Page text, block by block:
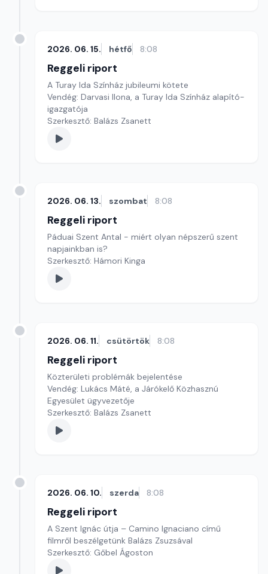
2026. 06. 15. hétfő 8:08
Reggeli riport
A Turay Ida Színház jubileumi kötete
Vendég: Darvasi Ilona, a Turay Ida Színház alapító-
igazgatója
Szerkesztő: Balázs Zsanett
2026. 06. 13. szombat 8:08
Reggeli riport
Páduai Szent Antal - miért olyan népszerű szent
napjainkban is?
Szerkesztő: Hámori Kinga
2026. 06. 11. csütörtök 8:08
Reggeli riport
Közterületi problémák bejelentése
Vendég: Lukács Máté, a Járókelő Közhasznú
Egyesület ügyvezetője
Szerkesztő: Balázs Zsanett
2026. 06. 10. szerda 8:08
Reggeli riport
A Szent Ignác útja – Camino Ignaciano című
filmről beszélgetünk Balázs Zsuzsával
Szerkesztő: Gőbel Ágoston